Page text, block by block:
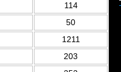
114
50
1211
203